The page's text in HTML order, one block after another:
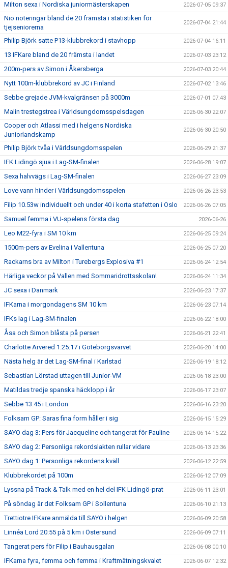
Milton sexa i Nordiska juniormästerskapen 2026-07-05 09:37
Nio noteringar bland de 20 främsta i statistiken för
tjejseniorerna
2026-07-04 21:44
Philip Björk satte P13-klubbrekord i stavhopp 2026-07-04 16:11
13 IFKare bland de 20 främsta i landet 2026-07-03 23:12
200m-pers av Simon i Åkersberga 2026-07-03 20:44
Nytt 100m-klubbrekord av JC i Finland 2026-07-02 13:46
Sebbe grejade JVM-kvalgränsen på 3000m 2026-07-01 07:43
Malin trestegstrea i Världsungdomsspelsdagen 2026-06-30 22:07
Cooper och Atlassi med i helgens Nordiska
Juniorlandskamp
2026-06-30 20:50
Philip Björk tvåa i Världsungdomsspelen 2026-06-29 21:37
IFK Lidingö sjua i Lag-SM-finalen 2026-06-28 19:07
Sexa halvvägs i Lag-SM-finalen 2026-06-27 23:09
Love vann hinder i Världsungdomsspelen 2026-06-26 23:53
Filip 10.53w individuellt och under 40 i korta stafetten i Oslo 2026-06-26 07:05
Samuel femma i VU-spelens första dag 2026-06-26
Leo M22-fyra i SM 10 km 2026-06-25 09:24
1500m-pers av Evelina i Vallentuna 2026-06-25 07:20
Rackarns bra av Milton i Turebergs Explosiva #1 2026-06-24 12:54
Härliga veckor på Vallen med Sommaridrottsskolan! 2026-06-24 11:34
JC sexa i Danmark 2026-06-23 17:37
IFKarna i morgondagens SM 10 km 2026-06-23 07:14
IFKs lag i Lag-SM-finalen 2026-06-22 18:00
Åsa och Simon blåsta på persen 2026-06-21 22:41
Charlotte Arvered 1:25:17 i Göteborgsvarvet 2026-06-20 14:00
Nästa helg är det Lag-SM-final i Karlstad 2026-06-19 18:12
Sebastian Lörstad uttagen till Junior-VM 2026-06-18 23:00
Matildas tredje spanska häcklopp i år 2026-06-17 23:07
Sebbe 13:45 i London 2026-06-16 23:20
Folksam GP: Saras fina form håller i sig 2026-06-15 15:29
SAYO dag 3: Pers för Jacqueline och tangerat för Pauline 2026-06-14 15:22
SAYO dag 2: Personliga rekordslakten rullar vidare 2026-06-13 23:36
SAYO dag 1: Personliga rekordens kväll 2026-06-12 22:59
Klubbrekordet på 100m 2026-06-12 07:09
Lyssna på Track & Talk med en hel del IFK Lidingö-prat 2026-06-11 23:01
På söndag är det Folksam GP i Sollentuna 2026-06-10 21:13
Trettiotre IFKare anmälda till SAYO i helgen 2026-06-09 20:58
Linnéa Lord 20:55 på 5 km i Östersund 2026-06-09 07:11
Tangerat pers för Filip i Bauhausgalan 2026-06-08 00:10
IFKarna fyra, femma och femma i Kraftmätningskvalet 2026-06-07 12:32